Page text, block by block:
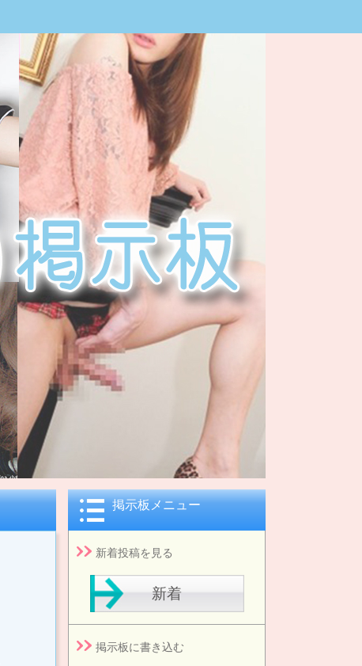
掲示板メニュー
新着投稿を見る
新着
掲示板に書き込む